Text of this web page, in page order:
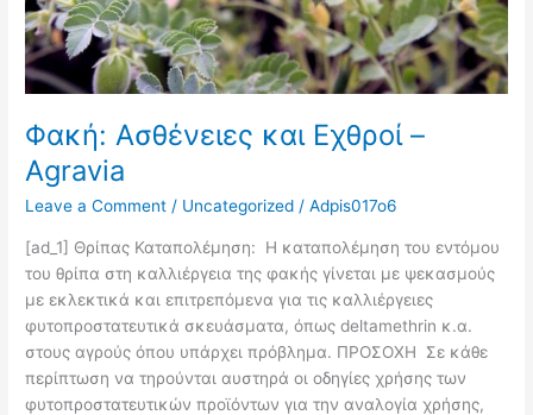
Φακή: Ασθένειες και Εχθροί –
Agravia
Leave a Comment / Uncategorized /Adpis017o6
[ad_1] Θρίπας Καταπολέμηση: Η καταπολέμηση του εντόμου
του θρίπα στη καλλιέργεια της φακής γίνεται με ψεκασµούς
µε εκλεκτικά και επιτρεπόµενα για τις καλλιέργειες
φυτοπροστατευτικά σκευάσµατα, όπως deltamethrin κ.α.
στους αγρούς όπου υπάρχει πρόβληµα. ΠΡΟΣΟΧΗ Σε κάθε
περίπτωση να τηρούνται αυστηρά οι οδηγίες χρήσης των
φυτοπροστατευτικών προϊόντων για την αναλογία χρήσης,